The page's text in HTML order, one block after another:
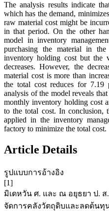
The analysis results indicate
which has the demand,
raw material cost might be
in that period. On the other
model in inventory
purchasing the material in
inventory holding cost but the
decreases. However, the
material cost is more than
the total cost reduces for 7.19
analysis of the model reveals
monthly inventory holding cost
to the total cost. In conclusion,
applied in the inventory
factory to minimize the total cost.
Article Details
รูปแบบการอ้างอิง
[1]
มิเดหวัน ศ. และ ณ อยุธยา ป.
จัดการคลังวัตถุดิบและลดต้นทุ